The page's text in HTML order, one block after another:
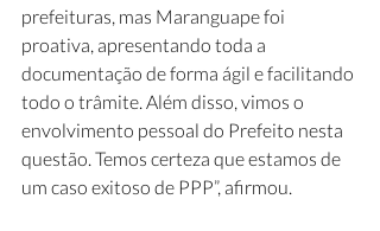
prefeituras, mas Maranguape foi
proativa, apresentando toda a
documentação de forma ágil e facilitando
todo o trâmite. Além disso, vimos o
envolvimento pessoal do Prefeito nesta
questão. Temos certeza que estamos de
um caso exitoso de PPP”, afirmou.